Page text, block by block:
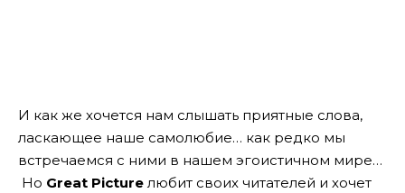
И как же хочется нам слышать приятные слова,
ласкающее наше самолюбие… как редко мы
встречаемся с ними в нашем эгоистичном мире…
Но Great Picture любит своих читателей и хочет